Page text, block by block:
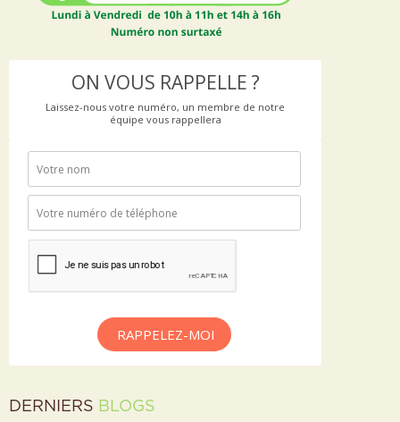
ON VOUS RAPPELLE ?
Laissez-nous votre numéro, un membre de notre
équipe vous rappellera
RAPPELEZ-MOI
DERNIERS BLOGS